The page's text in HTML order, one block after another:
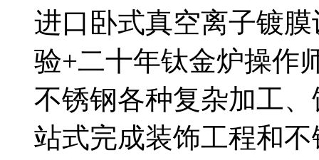
进口卧式真空离子镀
验+二十年钛金炉操作
不锈钢各种复杂加工
站式完成装饰工程和